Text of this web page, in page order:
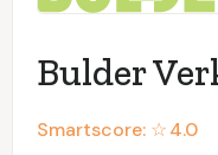
Bulder
Smartscore: ☆4.0